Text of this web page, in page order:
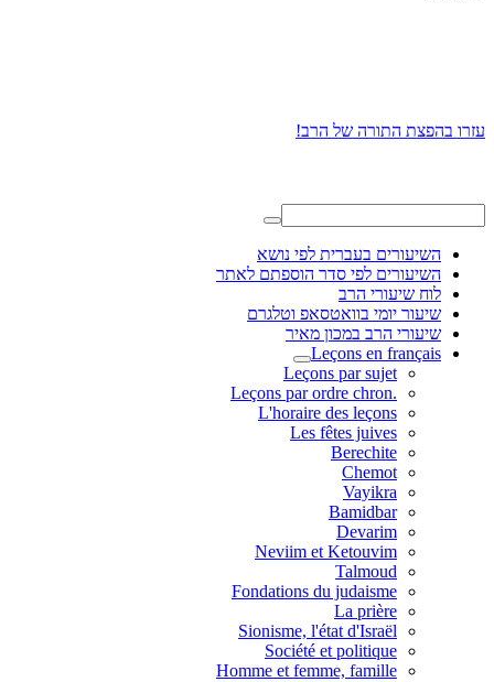
עזרו בהפצת התורה של הרב!
השיעורים בעברית לפי נושא
השיעורים לפי סדר הוספתם לאתר
לוח שיעורי הרב
שיעור יומי בוואטסאפ וטלגרם
שיעורי הרב במכון מאיר
Leçons en français
Leçons par sujet
.Leçons par ordre chron
L'horaire des leçons
Les fêtes juives
Berechite
Chemot
Vayikra
Bamidbar
Devarim
Neviim et Ketouvim
Talmoud
Fondations du judaisme
La prière
Sionisme, l'état d'Israël
Société et politique
Homme et femme, famille